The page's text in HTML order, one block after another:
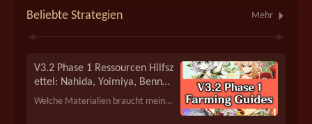
Beliebte Strategien Mehr
V3.2 Phase 1 Ressourcen Hilfsz
ettel: Nahida, Yoimiya, Benne
tt, Razor, Noelle (Farming Gui Welche Materialien braucht mein neuer Charakter? Wo finde ich diese? Und welche Talentlevel sind zu empfehlen? Für die Charaktere auf dem Figurenaktionsbanner aus der Version 3.2 Phase 1 findest du hier hilfreiche Infografiken mit einem Überblick zu den benötigten Materialien!